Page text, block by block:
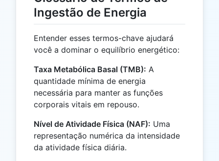
Ingestão de Energia
Entender esses termos-chave ajudará
você a dominar o equilíbrio energético:
Taxa Metabólica Basal (TMB): A
quantidade mínima de energia
necessária para manter as funções
corporais vitais em repouso.
Nível de Atividade Física (NAF): Uma
representação numérica da intensidade
da atividade física diária.